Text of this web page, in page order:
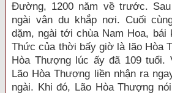
Ðường, 1200 năm về trước.
ngài vân du khắp nơi. Cuối
dặm, ngài tới chùa Nam Hoa, bái
Thức của thời bấy giờ là lão Hòa
Hòa Thượng lúc ấy đã 109 tuổi.
Lão Hòa Thượng liền nhận ra
ngài. Khi đó, Lão Hòa Thượng